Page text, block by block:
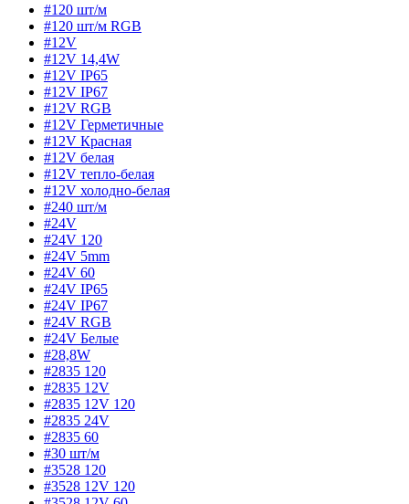
#120 шт/м
#120 шт/м RGB
#12V
#12V 14,4W
#12V IP65
#12V IP67
#12V RGB
#12V Герметичные
#12V Красная
#12V белая
#12V тепло-белая
#12V холодно-белая
#240 шт/м
#24V
#24V 120
#24V 5mm
#24V 60
#24V IP65
#24V IP67
#24V RGB
#24V Белые
#28,8W
#2835 120
#2835 12V
#2835 12V 120
#2835 24V
#2835 60
#30 шт/м
#3528 120
#3528 12V 120